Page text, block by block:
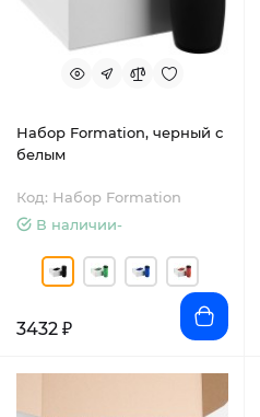
Набор Formation, черный с
белым
Код: Набор Formation
В наличии-
3432 ₽